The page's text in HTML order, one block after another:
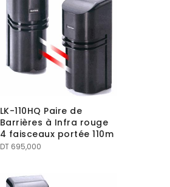
LK-110HQ Paire de
Barrières à Infra rouge
4 faisceaux portée 110m
DT695,000